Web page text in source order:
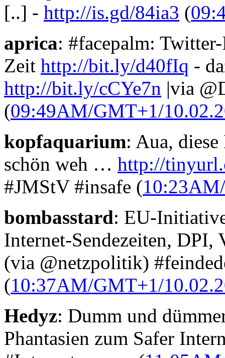
[..] - http://is.gd/84ia3 (
aprica: #facepalm:
Zeit http://bit.ly/d40fIq -
http://bit.ly/cCYe7n |via
(09:49AM/GMT+1/
kopfaquarium: Aua,
schön weh … http://
#JMStV #insafe (
bombasstard: EU-
Internet-Sendezeiten,
(via @netzpolitik)
(10:37AM/GMT+1/
Hedyz: Dumm und
Phantasien zum Safer